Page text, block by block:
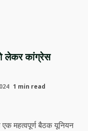
लेकर कांग्रेस
1 min read
एक महत्वपूर्ण बैठक यूनियन